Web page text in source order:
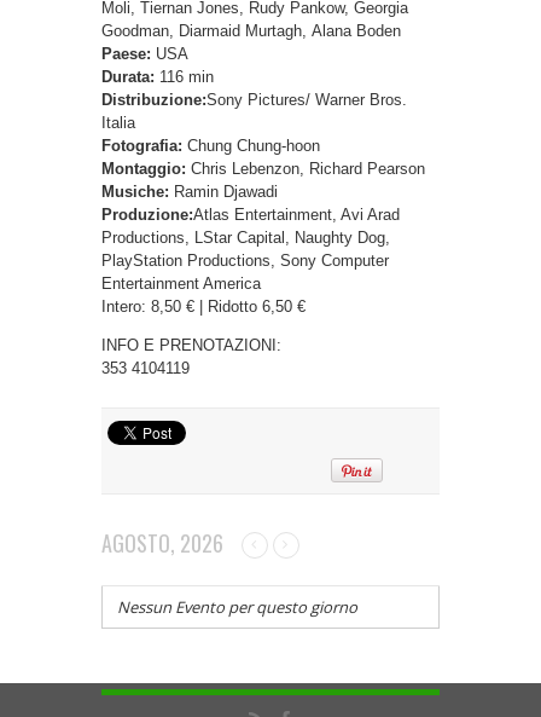
Moli, Tiernan Jones, Rudy Pankow, Georgia
Goodman, Diarmaid Murtagh, Alana Boden
Paese: USA
Durata: 116 min
Distribuzione:Sony Pictures/ Warner Bros.
Italia
Fotografia: Chung Chung-hoon
Montaggio: Chris Lebenzon, Richard Pearson
Musiche: Ramin Djawadi
Produzione:Atlas Entertainment, Avi Arad
Productions, LStar Capital, Naughty Dog,
PlayStation Productions, Sony Computer
Entertainment America
Intero: 8,50 € | Ridotto 6,50 €
INFO E PRENOTAZIONI:
353 4104119
AGOSTO, 2026
Nessun Evento per questo giorno